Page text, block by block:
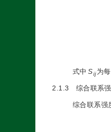
式中 Sij 为
2.1.3 综合联系强
综合联系强